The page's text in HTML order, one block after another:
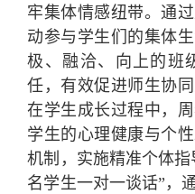
牢集体情感纽带。通
动参与学生们的集体
极、融洽、向上的班
任，有效促进师生协
在学生成长过程中，
学生的心理健康与个
机制，实施精准个体
名学生一对一谈话”，